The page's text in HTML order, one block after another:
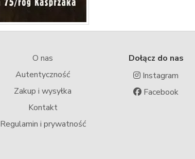
O nas
Autentyczność
Zakup i wysyłka
Kontakt
Regulamin i prywatność
Dołącz do nas
Instagram
Facebook